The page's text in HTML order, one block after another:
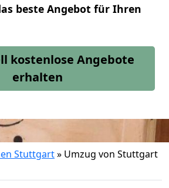
beste Angebot für Ihren
kostenlose Angebote
erhalten
Stuttgart» Umzug von Stuttgart